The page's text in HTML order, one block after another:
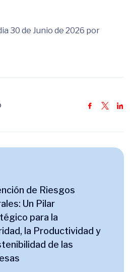
30 de Junio de 2026 por
de Riesgos
Un Pilar
para la
la Productividad y
de las